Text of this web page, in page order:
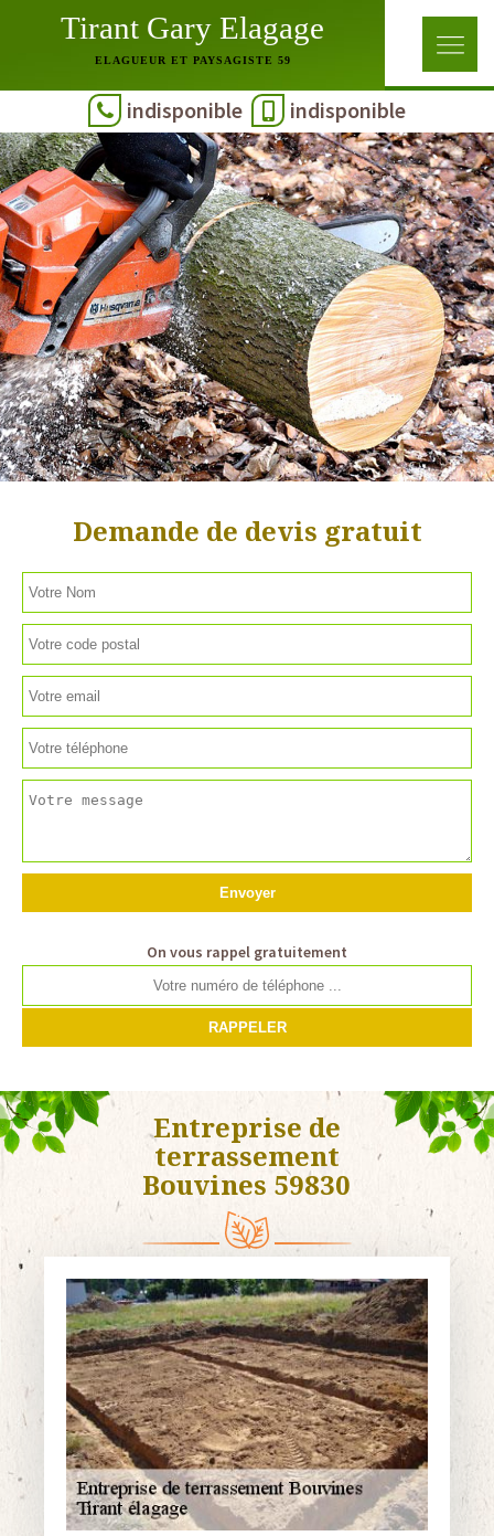
Tirant Gary Elagage
ELAGUEUR ET PAYSAGISTE 59
indisponible indisponible
Demande de devis gratuit
On vous rappel gratuitement
Entreprise de
terrassement
Bouvines 59830